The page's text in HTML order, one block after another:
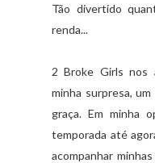
Tão divertido
renda...
2 Broke Girls nos
minha surpresa,
graça. Em minha
temporada até
acompanhar